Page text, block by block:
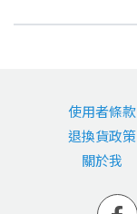
使用者條款
退換貨政策
關於我